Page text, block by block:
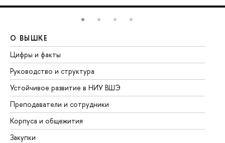
О ВЫШКЕ
Цифры и факты
Руководство и структура
Устойчивое развитие в НИУ ВШЭ
Преподаватели и сотрудники
Корпуса и общежития
Закупки